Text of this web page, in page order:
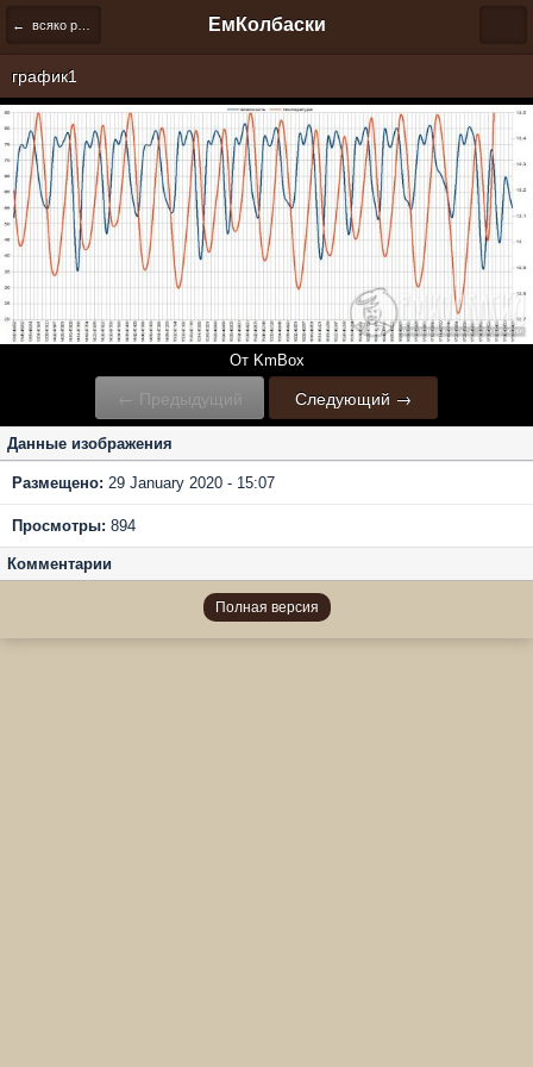
← всяко разно ЕмКолбаски
график1
От KmBox
← Предыдущий Следующий →
Данные изображения
Размещено: 29 January 2020 - 15:07
Просмотры: 894
Комментарии
Полная версия